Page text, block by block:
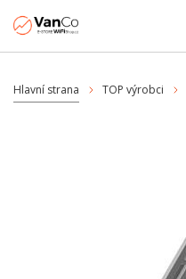
Hlavní strana TOP výrobci